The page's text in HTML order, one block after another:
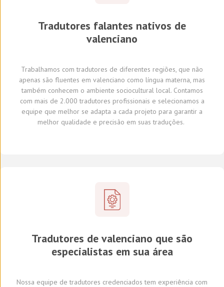
Tradutores falantes nativos de
valenciano
Trabalhamos com tradutores de diferentes regiões, que não
apenas são fluentes em valenciano como língua materna, mas
também conhecem o ambiente sociocultural local.Contamos
com mais de 2.000 tradutores profissionais e selecionamos a
equipe que melhor se adapta a cada projeto para garantir a
melhor qualidade e precisão em suas traduções.
Tradutores de valenciano que são
especialistas em sua área
Nossa equipe de tradutores credenciados tem experiência com